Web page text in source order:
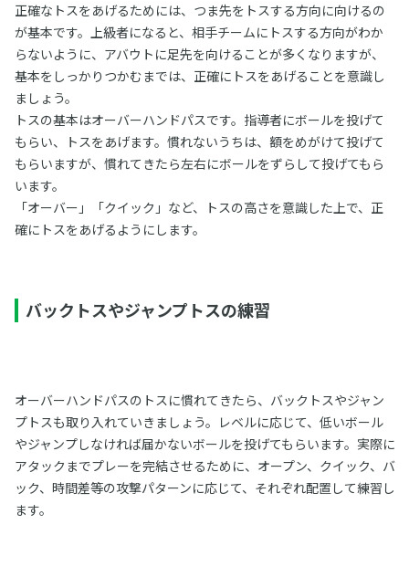
正確なトスをあげるためには、つま先をトスする方向に向けるの
が基本です。上級者になると、相手チームにトスする方向がわか
らないように、アバウトに足先を向けることが多くなりますが、
基本をしっかりつかむまでは、正確にトスをあげることを意識し
ましょう。
トスの基本はオーバーハンドパスです。指導者にボールを投げて
もらい、トスをあげます。慣れないうちは、額をめがけて投げて
もらいますが、慣れてきたら左右にボールをずらして投げてもら
います。
「オーバー」「クイック」など、トスの高さを意識した上で、正
確にトスをあげるようにします。
バックトスやジャンプトスの練習
オーバーハンドパスのトスに慣れてきたら、バックトスやジャン
プトスも取り入れていきましょう。レベルに応じて、低いボール
やジャンプしなければ届かないボールを投げてもらいます。実際に
アタックまでプレーを完結させるために、オープン、クイック、バ
ック、時間差等の攻撃パターンに応じて、それぞれ配置して練習し
ます。